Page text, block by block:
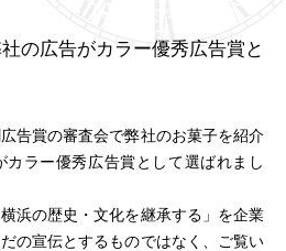
の広告がカラー優秀広告賞と
告賞の審査会で弊社のお菓子を紹介
カラー優秀広告賞として選ばれまし
浜の歴史・文化を継承する」を企業
の宣伝とするものではなく、ご覧い